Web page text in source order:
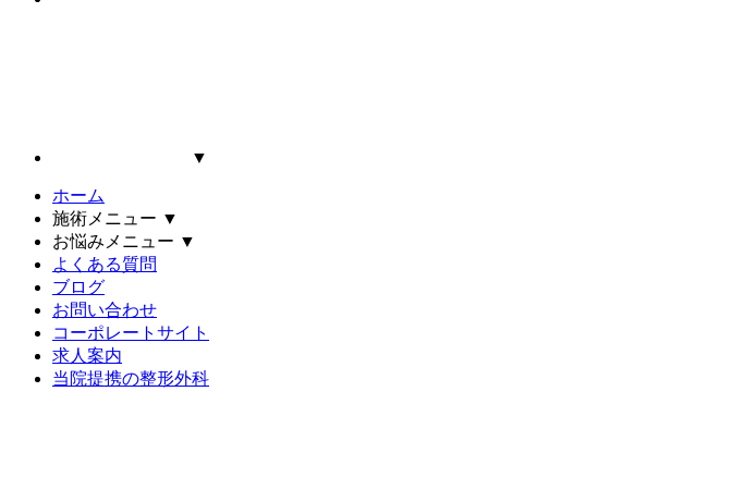
▼
ホーム
施術メニュー ▼
お悩みメニュー ▼
よくある質問
ブログ
お問い合わせ
コーポレートサイト
求人案内
当院提携の整形外科